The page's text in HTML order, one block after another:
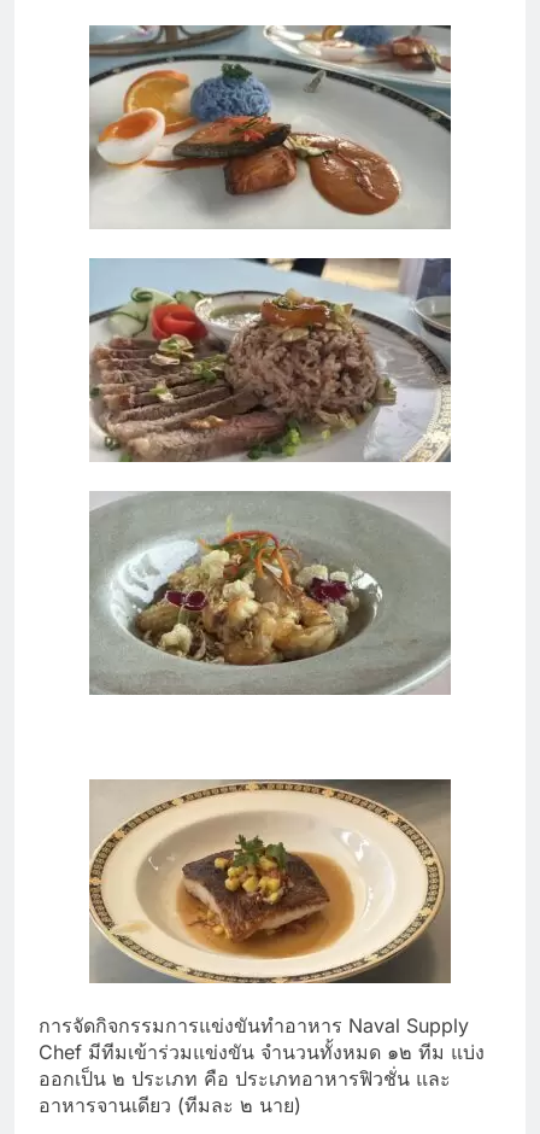
การจัดกิจกรรมการแข่งขันทำอาหาร Naval Supply
Chef มีทีมเข้าร่วมแข่งขัน จำนวนทั้งหมด ๑๒ ทีม แบ่ง
ออกเป็น ๒ ประเภท คือ ประเภทอาหารฟิวชั่น และ
อาหารจานเดียว (ทีมละ ๒ นาย)